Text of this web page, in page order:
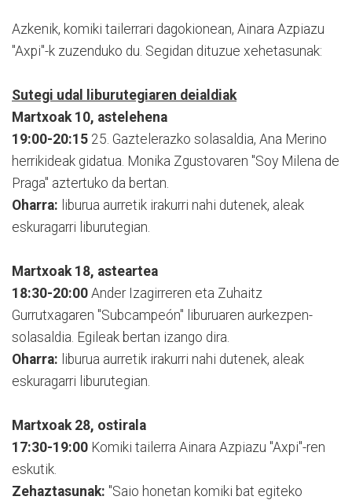
Azkenik, komiki tailerrari dagokionean, Ainara Azpiazu
"Axpi"-k zuzenduko du. Segidan dituzue xehetasunak:
Sutegi udal liburutegiaren deialdiak
Martxoak 10, astelehena
19:00-20:15 25. Gaztelerazko solasaldia, Ana Merino
herrikideak gidatua. Monika Zgustovaren "Soy Milena de
Praga" aztertuko da bertan.
Oharra: liburua aurretik irakurri nahi dutenek, aleak
eskuragarri liburutegian.
Martxoak 18, asteartea
18:30-20:00 Ander Izagirreren eta Zuhaitz
Gurrutxagaren "Subcampeón" liburuaren aurkezpen-
solasaldia. Egileak bertan izango dira.
Oharra: liburua aurretik irakurri nahi dutenek, aleak
eskuragarri liburutegian.
Martxoak 28, ostirala
17:30-19:00 Komiki tailerra Ainara Azpiazu "Axpi"-ren
eskutik.
Zehaztasunak: "Saio honetan komiki bat egiteko